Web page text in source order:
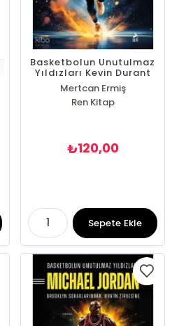
Basketbolun Unutulmaz
Yıldızları Kevin Durant
Mertcan Ermiş
Ren Kitap
₺120,00
Sepete Ekle